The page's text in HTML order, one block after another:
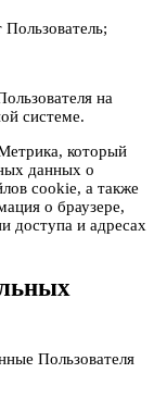
на
системе.
который
данных о
cookie, а также
о браузере,
доступа и адресах
Пользователя